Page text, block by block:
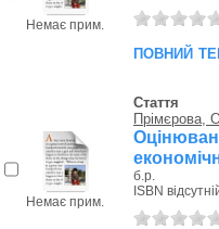
Немає прим.
повний
Немає прим.
Стаття
Прімєрова,
б.р.
ISBN